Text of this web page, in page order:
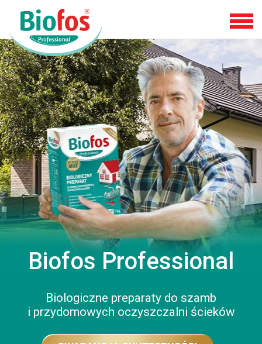
Biofos Professional
Biologiczne preparaty do szamb
i przydomowych oczyszczalni ścieków